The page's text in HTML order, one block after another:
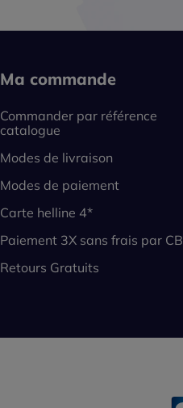
Ma commande
Commander par référence
catalogue
Modes de livraison
Modes de paiement
Carte helline 4*
Paiement 3X sans frais par CB
Retours Gratuits